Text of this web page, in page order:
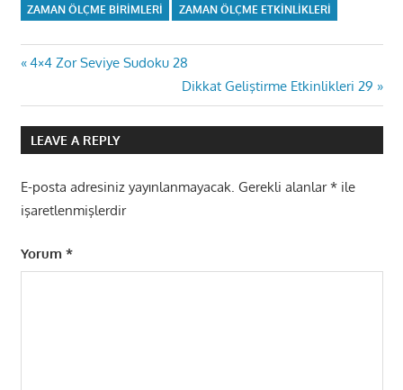
ZAMAN ÖLÇME BIRIMLERI
ZAMAN ÖLÇME ETKINLIKLERI
Yazı
gezinmesi
Previous
4×4 Zor Seviye Sudoku 28
Next
Post:
Dikkat Geliştirme Etkinlikleri 29
LEAVE A REPLY
E-posta adresiniz yayınlanmayacak. Gerekli alanlar*ile
işaretlenmişlerdir
Yorum *